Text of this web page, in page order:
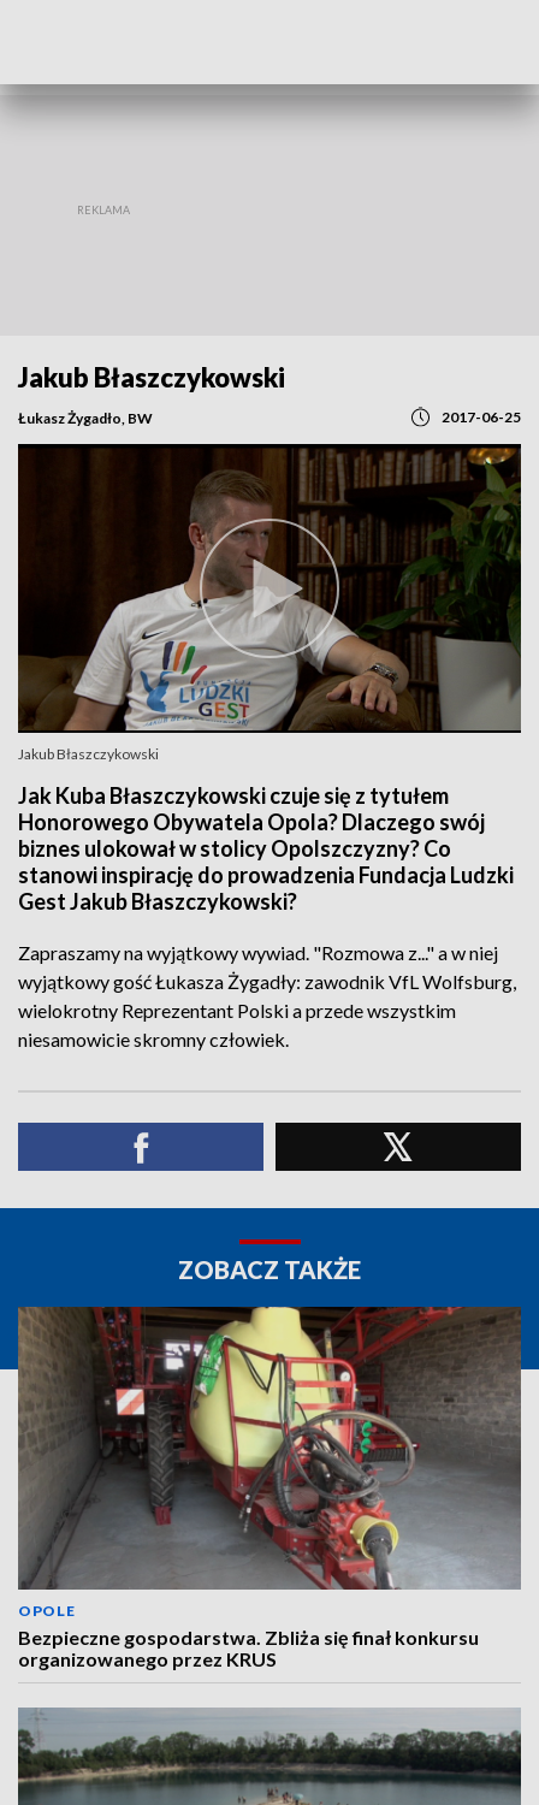
Jakub Błaszczykowski
Łukasz Żygadło, BW 2017-06-25
Jakub Błaszczykowski
Jak Kuba Błaszczykowski czuje się z tytułem
Honorowego Obywatela Opola? Dlaczego swój
biznes ulokował w stolicy Opolszczyzny? Co
stanowi inspirację do prowadzenia Fundacja Ludzki
Gest Jakub Błaszczykowski?
Zapraszamy na wyjątkowy wywiad. "Rozmowa z..." a w niej
wyjątkowy gość Łukasza Żygadły: zawodnik VfL Wolfsburg,
wielokrotny Reprezentant Polski a przede wszystkim
niesamowicie skromny człowiek.
ZOBACZ TAKŻE
OPOLE
Bezpieczne gospodarstwa. Zbliża się finał konkursu
organizowanego przez KRUS